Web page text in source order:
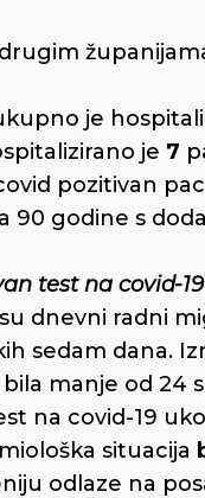
je
je 7
pozitivan
90 godine s
test na covid-19
dnevni radni
sedam dana.
manje od 24
na covid-19
situacija
odlaze na